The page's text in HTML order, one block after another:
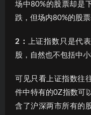
场中80%的股票却是
跌，但场内80%的股票
2： 上证指数只是代
股，自然也不包括中
可见只看上证指数往
件中特有的0Z指数可
含了沪深两市所有的